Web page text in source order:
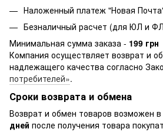
Наложенный платеж "Новая
Безналичный расчет (для ЮЛ и
Минимальная сумма заказа - 199 грн
Компания осуществляет возврат и
надлежащего качества согласно
потребителей».
Сроки возврата и обмена
Возврат и обмен товаров возможен в
дней после получения товара